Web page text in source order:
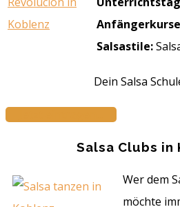
Salsastile:
Dein Salsa
Salsa Clubs in
Wer dem
möchte